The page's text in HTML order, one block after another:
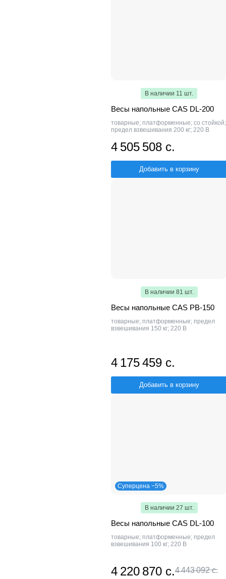
В наличии 11 шт.
Весы напольные CAS DL-200
товарные; платформенные; со стойкой;
предел взвешивания 200 кг; 220 В
4 505 508 с.
Добавить в корзину
В наличии 81 шт.
Весы напольные CAS PB-150
товарные; платформенные; предел
взвешивания 150 кг; 220 В
4 175 459 с.
Добавить в корзину
Суперцена −5%
В наличии 27 шт.
Весы напольные CAS DL-100
товарные; платформенные; предел
взвешивания 100 кг; 220 В
4 220 870 с.4 443 092 с.